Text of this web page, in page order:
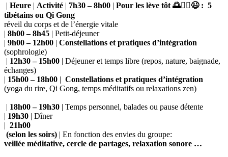
| Heure | Activité | 7h30 – 8h00 | Pour les lève tôt 🌅🧘‍♀️😉 : 5
tibétains ou Qi Gong
réveil du corps et de l’énergie vitale
| 8h00 – 8h45 | Petit-déjeuner
| 9h00 – 12h00 | Constellations et pratiques d’intégration
(sophrologie)
| 12h30 – 15h00 | Déjeuner et temps libre (repos, nature, baignade,
échanges)
| 15h00 – 18h00 | Constellations et pratiques d’intégration
(yoga du rire, Qi Gong, temps méditatifs ou relaxations zen)
| 18h00 – 19h30 | Temps personnel, balades ou pause détente
| 19h30 | Dîner
| 21h00
(selon les soirs) | En fonction des envies du groupe:
veillée méditative, cercle de partages, relaxation sonore …